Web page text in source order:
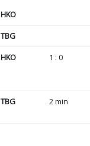
HKO
TBG
HKO 1 : 0
TBG 2 min